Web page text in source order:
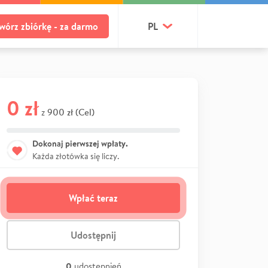
zbiórkę - za darmo PL
0 zł z 900 zł (Cel)
Dokonaj pierwszej wpłaty.
Każda złotówka się liczy.
Wpłać teraz
Udostępnij